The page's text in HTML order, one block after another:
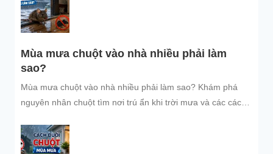
Mùa mưa chuột vào nhà nhiều phải làm
sao?
Mùa mưa chuột vào nhà nhiều phải làm sao? Khám phá
nguyên nhân chuột tìm nơi trú ẩn khi trời mưa và các cách
bảo vệ không gian sống sạch sẽ.